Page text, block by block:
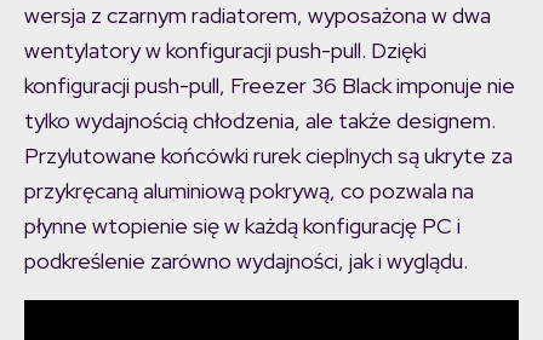
wersja z czarnym radiatorem, wyposażona w dwa
wentylatory w konfiguracji push-pull. Dzięki
konfiguracji push-pull, Freezer 36 Black imponuje nie
tylko wydajnością chłodzenia, ale także designem.
Przylutowane końcówki rurek cieplnych są ukryte za
przykręcaną aluminiową pokrywą, co pozwala na
płynne wtopienie się w każdą konfigurację PC i
podkreślenie zarówno wydajności, jak i wyglądu.